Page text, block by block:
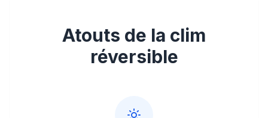
Atouts de la clim
réversible